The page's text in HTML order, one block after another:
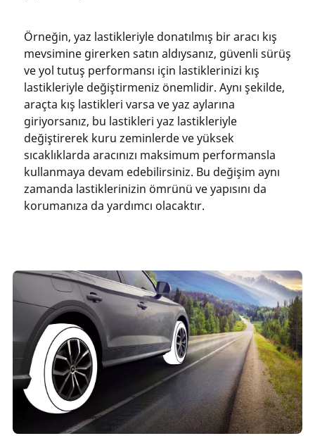
Örneğin, yaz lastikleriyle donatılmış bir aracı kış
mevsimine girerken satın aldıysanız, güvenli sürüş
ve yol tutuş performansı için lastiklerinizi kış
lastikleriyle değiştirmeniz önemlidir. Aynı şekilde,
araçta kış lastikleri varsa ve yaz aylarına
giriyorsanız, bu lastikleri yaz lastikleriyle
değiştirerek kuru zeminlerde ve yüksek
sıcaklıklarda aracınızı maksimum performansla
kullanmaya devam edebilirsiniz. Bu değişim aynı
zamanda lastiklerinizin ömrünü ve yapısını da
korumanıza da yardımcı olacaktır.